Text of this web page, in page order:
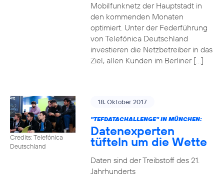
Mobilfunknetz der Hauptstadt in
den kommenden Monaten
optimiert. Unter der Federführung
von Telefónica Deutschland
investieren die Netzbetreiber in das
Ziel, allen Kunden im Berliner […]
Credits: Telefónica
Deutschland
18. Oktober 2017
"TEFDATACHALLENGE" IN MÜNCHEN:
Datenexperten
tüfteln um die Wette
Daten sind der Treibstoff des 21.
Jahrhunderts